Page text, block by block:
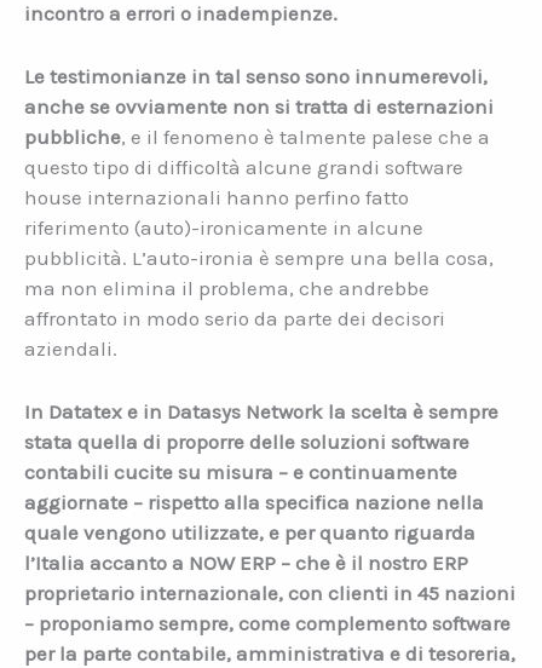
incontro a errori o inadempienze.
Le testimonianze in tal senso sono innumerevoli,
anche se ovviamente non si tratta di esternazioni
pubbliche, e il fenomeno è talmente palese che a
questo tipo di difficoltà alcune grandi software
house internazionali hanno perfino fatto
riferimento (auto)-ironicamente in alcune
pubblicità. L’auto-ironia è sempre una bella cosa,
ma non elimina il problema, che andrebbe
affrontato in modo serio da parte dei decisori
aziendali.
In Datatex e in Datasys Network la scelta è sempre
stata quella di proporre delle soluzioni software
contabili cucite su misura – e continuamente
aggiornate – rispetto alla specifica nazione nella
quale vengono utilizzate, e per quanto riguarda
l’Italia accanto a NOW ERP – che è il nostro ERP
proprietario internazionale, con clienti in 45 nazioni
– proponiamo sempre, come complemento software
per la parte contabile, amministrativa e di tesoreria,